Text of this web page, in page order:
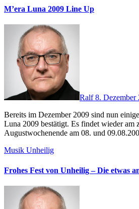
M’era Luna 2009 Line Up
Ralf8. Dezember
Bereits im Dezember 2009 sind nun einige Bands für das M’era
Luna 2009 bestätigt. Es findet wieder am
Augustwochenende am 08. und
Musik Unheilig
Frohes Fest von Unheilig – Die etwas